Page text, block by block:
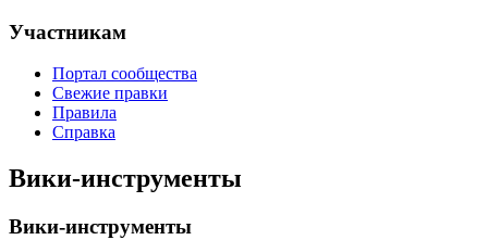
Участникам
Портал сообщества
Свежие правки
Правила
Справка
Вики-инструменты
Вики-инструменты